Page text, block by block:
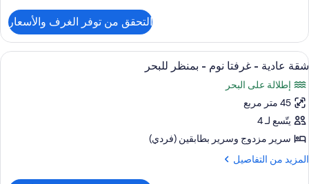
غرفة
جونيور
مزدوجة
التحقق من توفر الغرف والأسعار
استعراض
جميع
صور
شقة
عادية
-
غرفتا
نوم
14
شقة عادية - غرفتا نوم - بمنظر للبحر
إطلالة على البحر
45 متر مربع
يتّسع لـ 4
سرير مزدوج‫‬ وسرير بطابقين (فردي)
المزيد من التفاصيل
المزيد